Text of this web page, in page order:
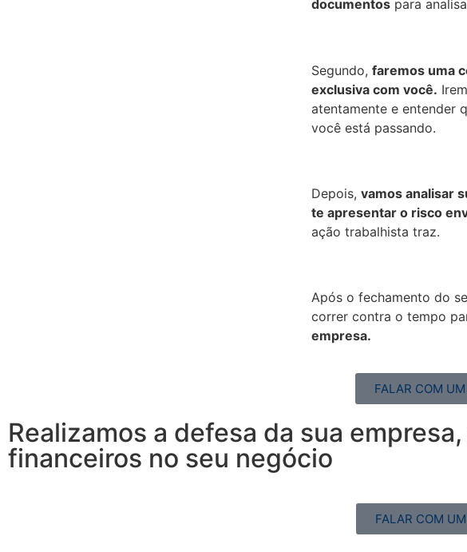
documentospara
Segundo, faremos uma
exclusiva com você.
atentamente e entender
você está passando.
Depois, vamos analisar
te apresentar o risco
ação trabalhista traz.
Após o fechamento do
correr contra o tempo
empresa.
FALAR COM
Realizamos a defesa da sua
financeiros no seu negócio
FALAR COM